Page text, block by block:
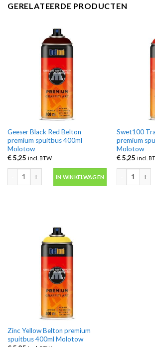
GERELATEERDE PRODUCTEN
Geeser Black Red Belton
premium spuitbus 400ml
Molotow
€5,25 incl. BTW
IN WINKELWAGEN
Swet100
premium
Molotow
€5,25 incl.
Zinc Yellow Belton premium
spuitbus 400ml Molotow